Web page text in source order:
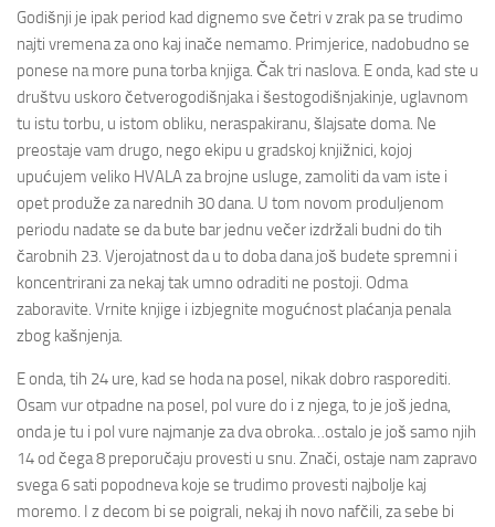
Godišnji je ipak period kad dignemo sve četri v zrak pa se trudimo
najti vremena za ono kaj inače nemamo. Primjerice, nadobudno se
ponese na more puna torba knjiga. Čak tri naslova. E onda, kad ste u
društvu uskoro četverogodišnjaka i šestogodišnjakinje, uglavnom
tu istu torbu, u istom obliku, neraspakiranu, šlajsate doma. Ne
preostaje vam drugo, nego ekipu u gradskoj knjižnici, kojoj
upućujem veliko HVALA za brojne usluge, zamoliti da vam iste i
opet produže za narednih 30 dana. U tom novom produljenom
periodu nadate se da bute bar jednu večer izdržali budni do tih
čarobnih 23. Vjerojatnost da u to doba dana još budete spremni i
koncentrirani za nekaj tak umno odraditi ne postoji. Odma
zaboravite. Vrnite knjige i izbjegnite mogućnost plaćanja penala
zbog kašnjenja.
E onda, tih 24 ure, kad se hoda na posel, nikak dobro rasporediti.
Osam vur otpadne na posel, pol vure do i z njega, to je još jedna,
onda je tu i pol vure najmanje za dva obroka…ostalo je još samo njih
14 od čega 8 preporučaju provesti u snu. Znači, ostaje nam zapravo
svega 6 sati popodneva koje se trudimo provesti najbolje kaj
moremo. I z decom bi se poigrali, nekaj ih novo nafčili, za sebe bi